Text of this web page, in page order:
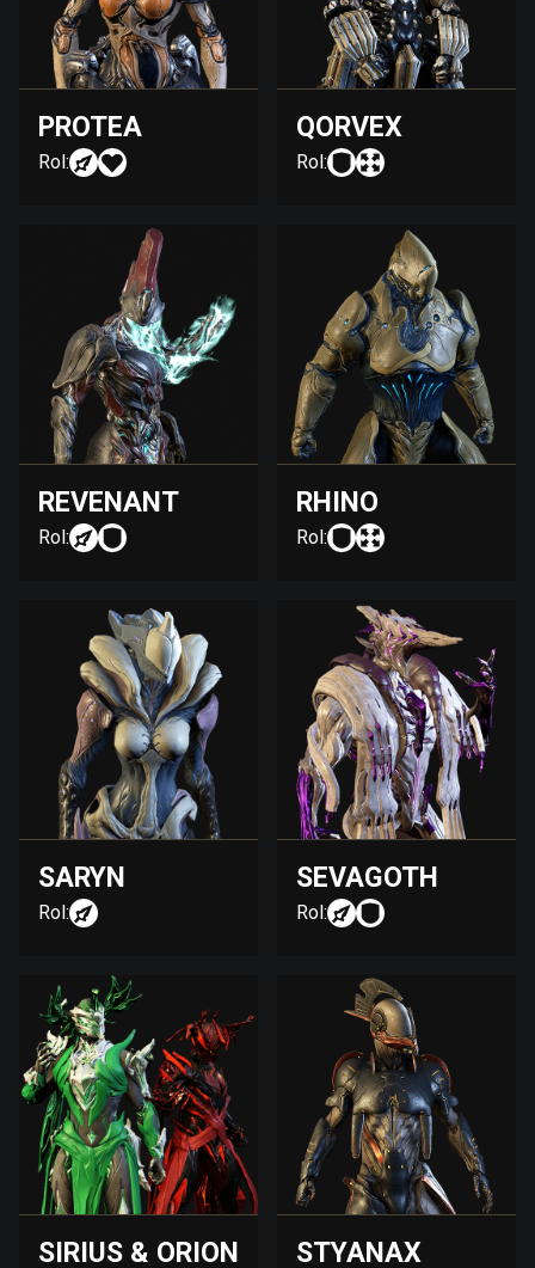
PROTEA
Rol:
QORVEX
Rol:
REVENANT
Rol:
RHINO
Rol:
SARYN
Rol:
SEVAGOTH
Rol:
SIRIUS & ORION STYANAX